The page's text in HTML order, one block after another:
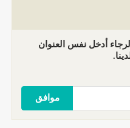
أدخل نفس العنوان
موافق